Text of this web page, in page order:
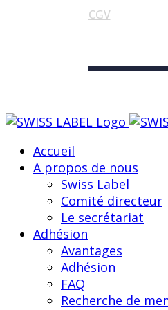
CGV
Accueil
A propos de nous
Swiss Label
Comité directeur
Le secrétariat
Adhésion
Avantages
Adhésion
FAQ
Recherche de